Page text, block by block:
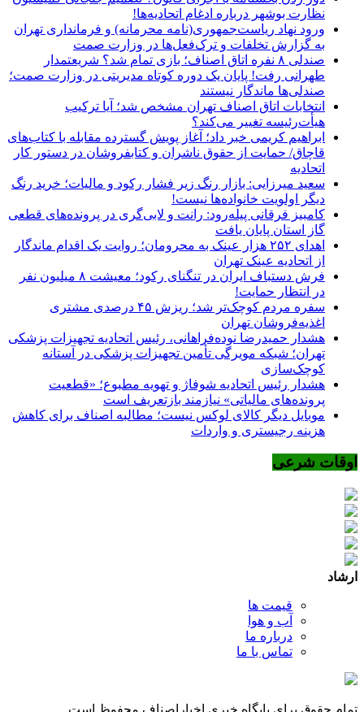
نظارت بوشهر درباره ادغام اتحادیه‌ها!
ورود نهاد ریاست‌جمهوری(نامه محرمانه) و فرمانداری تهران
به گزارش تخلفات و ترک‌فعل‌ها در وزارت صمت
صندلی ۸ نفره اتاق اصناف؛ بازی تمام شد؟ شریعتمدار
طهرانی رفت! پایان یک دوره کوتاه مدیریتی در وزارت صمت؛
صندلی‌ها ماندگار نیستند
انتخابات اتاق اصناف تهران مشخص شد؛ آیا ترکیب
هیأت‌رئیسه تغییر می‌کند؟
ابراهیم کریمی خبر داد؛ آغاز پویش گسترده مقابله با کتاب‌های
قاچاق/ حمایت از حقوق ناشران و کتابفروشان در دستور کار
اتحادیه
سعید میرزایی: بازار رنگ زیر فشار رکود و مالیات؛ خرید رنگ
دیگر اولویت خانواده‌ها نیست!
کامبیز فرقانی پیله‌رود: رانت و لابی‌گری در پرونده‌های قطعی
گاز استان پایان یافت
اهدای ۲۵۲ هزار عینک به محرومان؛ روایت یک اقدام ماندگار
از اتحادیه عینک تهران
فرش دستباف ایران در تنگنای رکود؛ معیشت ۸ میلیون نفر
در انتظار حمایت!
سفره مردم کوچک‌تر شد؛ ریزش ۴۵ درصدی مشتری
اغذیه‌فروشان تهران
هشدار حمیدرضا نوده‌فراهانی، رئیس اتحادیه تجهیزات پزشکی
تهران؛ شبکه مویرگی تأمین تجهیزات پزشکی در آستانه
کوچک‌سازی
هشدار رئیس اتحادیه شوفاژ و تهویه مطبوع؛ «قطعیت
پرونده‌های مالیاتی» نیازمند بازتعریف است
موبایل دیگر کالای لوکس نیست؛ مطالبه اصناف برای کاهش
هزینه رجیستری و واردات
اوقات شرعی
ارشاد
قیمت ها
آب و هوا
درباره ما
تماس با ما
تمام حقوق برای پایگاه خبری اخباراصناف محفوظ است.